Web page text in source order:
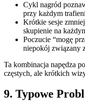
Cykl nagród
przy każdym
Krótkie sesje
skupienie na
Poczucie “mogę
niepokój związany
Ta kombinacja napędza
częstych, ale krótkich
9. Typowe